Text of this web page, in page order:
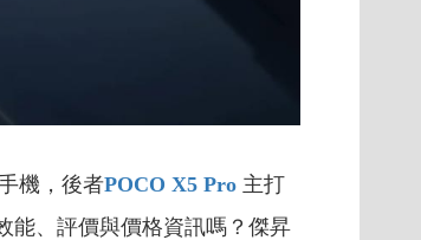
機，後者POCO X5 Pro 主打
能、評價與價格資訊嗎？傑昇